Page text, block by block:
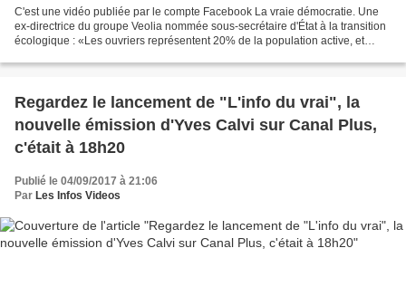
C'est une vidéo publiée par le compte Facebook La vraie démocratie. Une
ex-directrice du groupe Veolia nommée sous-secrétaire d'État à la transition
écologique : «Les ouvriers représentent 20% de la population active, et
Regardez le lancement de "L'info du vrai", la
nouvelle émission d'Yves Calvi sur Canal Plus,
c'était à 18h20
Publié le 04/09/2017 à 21:06
Par Les Infos Videos